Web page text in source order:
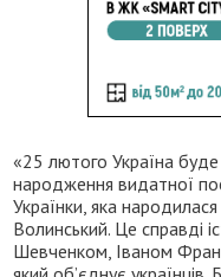
«25 лютого Україна
народження видатної
Українки, яка
Волинський. Це справді
Шевченком, Іваном